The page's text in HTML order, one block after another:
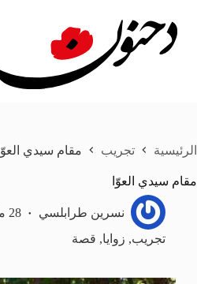
المحتوى
الرئيسية تجريب مقام سيدي العوّا
مقام سيدي العوّا
نسرين طرابلسي
28 مايو, 2015
تجريب, زوايا, قصة